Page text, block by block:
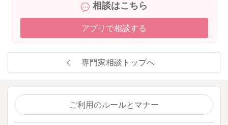
相談はこちら
アプリで相談する
専門家相談トップへ
ご利用のルールとマナー